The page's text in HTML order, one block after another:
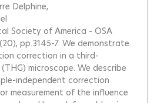
Delphine
Society of America - OSA
pp.3145-7. We demonstrate
correction in a third-
microscope. We describe
independent correction
measurement of the influence